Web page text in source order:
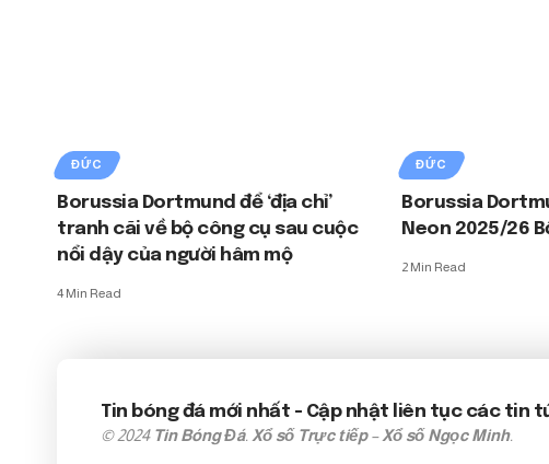
ĐỨC
Borussia Dortmund để ‘địa chỉ’
tranh cãi về bộ công cụ sau cuộc
nổi dậy của người hâm mộ
4 Min Read
ĐỨC
Borussia
Neon 2025/26
2 Min Read
Tin bóng đá mới nhất - Cập nhật liên tục các tin
© 2024 Tin Bóng Đá. Xổ số Trực tiếp–Xổ số Ngọc Minh.